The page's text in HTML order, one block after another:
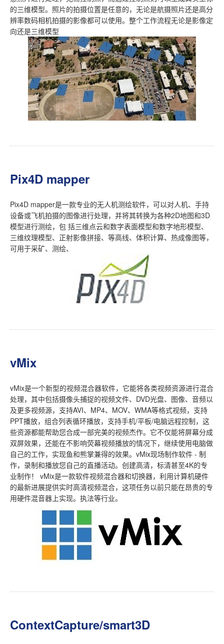
的三维模型。照片的拍摄位置是任意的，无论是航摄照片还是高分
辨率数码相机拍摄的影像都可以使用。整个工作流程无论是影像定
向还是三维模型
Pix4D mapper
Pix4D mapper是一款专业的无人机测绘软件，可以对人机、手持
设备或飞机拍摄的图像进行处理，并将其转换为各种2D地图和3D
模型进行测绘，包 括三维点云和数字表面模型和数字地形模型、
三维纹理模型、正射影像拼接、等高线、体积计算、热成像图等，
可用于采矿、测绘、
vMix
vMix是一个新型的视频混合器软件，它能将各类视频资源进行混合
处理，其中包括摄像头捕捉的视频文件、DVD光盘、图像、音频以
及更多视频源，支持AVI、MP4、MOV、WMA等格式视频，支持
PPT播放，组合列表循环播放，支持手机/平板/电脑远程控制，这
些资源都能帮助您合成一部完美的视频杰作。它不仅能将屏幕分成
双屏效果，还能在不影响荧幕视频播放的情况下，继续使用电脑做
自己的工作，实现鱼和熊掌兼得的效果。vMix现场制作软件 - 制
作，录制和播放您自己的直播活动。创建高清，标清甚至4K的专
业制作！ vMix是一款软件视频混合器和切换器，利用计算机硬件
的最新进展提供实时高清视频混合，这项任务以前只能在昂贵的专
用硬件混音器上实现。执法等行业。
ContextCapture/smart3D